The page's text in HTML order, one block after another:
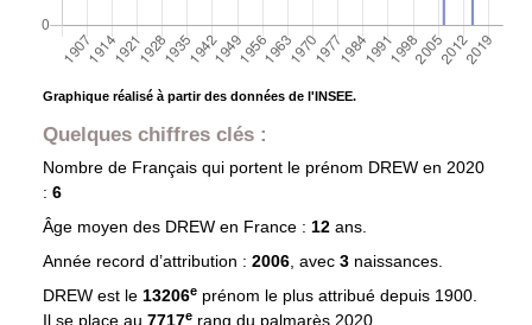
Graphique réalisé à partir des données de l'INSEE.
Quelques chiffres clés :
Nombre de Français qui portent le prénom DREW en 2020
: 6
Âge moyen des DREWen France : 12 ans.
Année record d’attribution : 2006, avec 3 naissances.
DREW est le 13206eprénom le plus attribué depuis 1900.
Il se place au 7717e rang du palmarès 2020.